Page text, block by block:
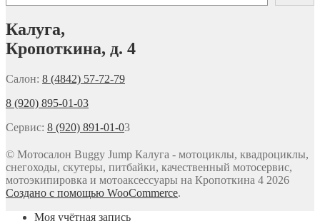
Калуга,
Кропоткина, д. 4
Салон: 8 (4842) 57-72-79
8 (920) 895-01-03
Сервис: 8 (920) 891-01-03
© Мотосалон Buggy Jump Калуга - мотоциклы, квадроциклы,
снегоходы, скутеры, питбайки, качественный мотосервис,
мотоэкипировка и мотоаксессуары на Кропоткина 4 2026
Создано с помощью WooCommerce.
Моя учётная запись